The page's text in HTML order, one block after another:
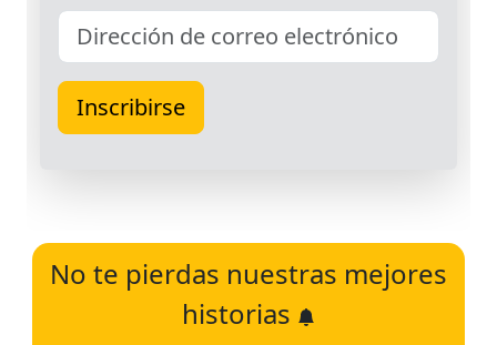
No te pierdas nuestras mejores
historias